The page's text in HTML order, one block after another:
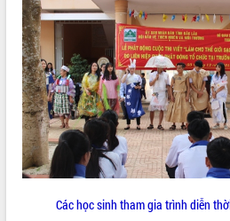
HỆ THỐNG VĂN BẢN
VĂN BẢN HĐND TỈNH
ĐIỂM TIN VĂN BẢN
QUY HOẠCH - KẾ HOẠCH
Các học sinh tham gia trình diễn